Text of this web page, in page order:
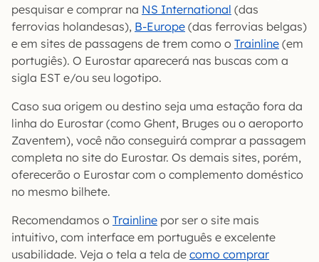
pesquisar e comprar na NS International (das
ferrovias holandesas), B-Europe (das ferrovias belgas)
e em sites de passagens de trem como o Trainline (em
portugiês). O Eurostar aparecerá nas buscas com a
sigla EST e/ou seu logotipo.
Caso sua origem ou destino seja uma estação fora da
linha do Eurostar (como Ghent, Bruges ou o aeroporto
Zaventem), você não conseguirá comprar a passagem
completa no site do Eurostar. Os demais sites, porém,
oferecerão o Eurostar com o complemento doméstico
no mesmo bilhete.
Recomendamos o Trainline por ser o site mais
intuitivo, com interface em português e excelente
usabilidade. Veja o tela a tela de como comprar